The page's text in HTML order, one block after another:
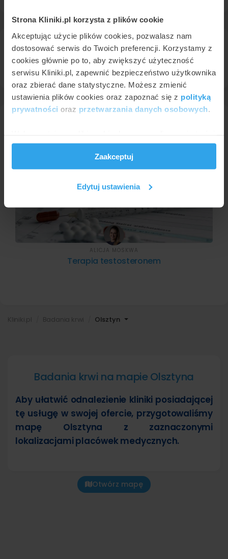
Strona Kliniki.pl korzysta z plików cookie
Akceptując użycie plików cookies, pozwalasz nam
dostosować serwis do Twoich preferencji. Korzystamy z
cookies głównie po to, aby zwiększyć użyteczność
serwisu Kliniki.pl, zapewnić bezpieczeństwo użytkownika
oraz zbierać dane statystyczne. Możesz zmienić
ustawienia plików cookies oraz zapoznać się z polityką
prywatności oraz przetwarzania danych osobowych
i reklam, aby oferować funkcje społecznościowe i
analizować ruch w naszej witrynie. Informacje o tym, jak
korzystasz z naszej witryny, udostępniamy partnerom
społecznościowym, reklamowym i analitycznym.
otrzymanymi od Ciebie lub uzyskanymi podczas
korzystania z ich usług.
Zaakceptuj
Edytuj ustawienia
Olsztyn
Pacjenci szukali zabiegu badania krwi w pobliżu Olsztyna, w
miejscowościach: Ostróda.
Terapia testosteronem
ALICJA MOSKWA
Badania krwi na mapie Olsztyna
Aby ułatwić odnalezienie kliniki posiadającej
tę usługę w swojej ofercie, przygotowaliśmy
mapę Olsztyna z zaznaczonymi
lokalizacjami placówek medycznych.
Otwórz mapę